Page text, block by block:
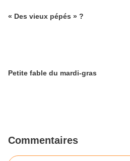
« Des vieux pépés » ?
Petite fable du mardi-gras
Commentaires